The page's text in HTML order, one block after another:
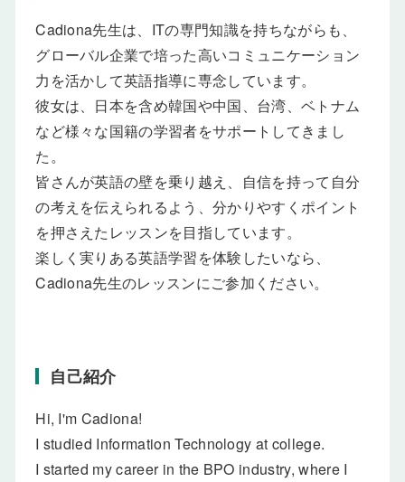
Cadiona先生は、ITの専門知識を持ちながらも、
グローバル企業で培った高いコミュニケーション
力を活かして英語指導に専念しています。
彼女は、日本を含め韓国や中国、台湾、ベトナム
など様々な国籍の学習者をサポートしてきまし
た。
皆さんが英語の壁を乗り越え、自信を持って自分
の考えを伝えられるよう、分かりやすくポイント
を押さえたレッスンを目指しています。
楽しく実りある英語学習を体験したいなら、
Cadiona先生のレッスンにご参加ください。
自己紹介
Hi, I'm Cadiona!
I studied Information Technology at college.
I started my career in the BPO industry, where I